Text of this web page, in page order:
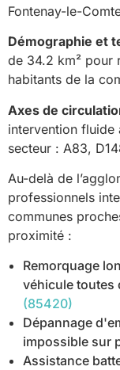
Fontenay-le-
Démographie et
de 34.2 km² pour
habitants de la
Axes de
intervention fluide
secteur : A83,
Au-delà de
professionnels
communes
proximité :
Remorquage
véhicule toutes
(85420)
Dépannage
impossible sur
Assistance